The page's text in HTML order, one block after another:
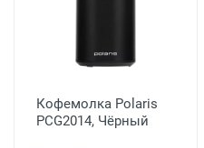
Кофемолка Polaris
PCG2014, Чёрный